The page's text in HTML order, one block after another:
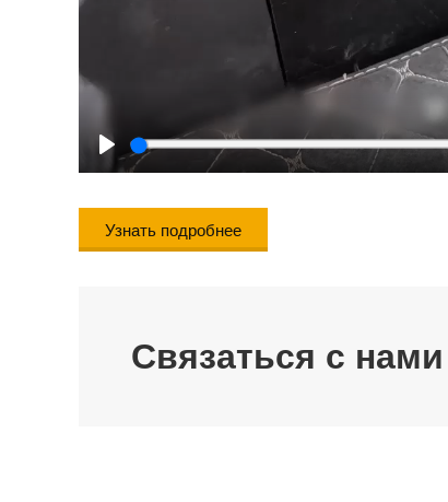
Play
Узнать подробнее
Связаться с нами